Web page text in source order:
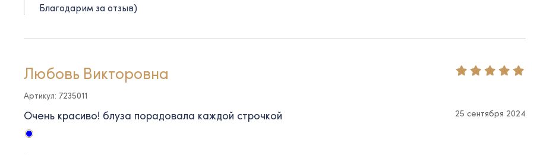
Благодарим за отзыв)
Любовь Викторовна
Артикул: 7235011
Очень красиво! блуза порадовала каждой строчкой 25 сентября 2024